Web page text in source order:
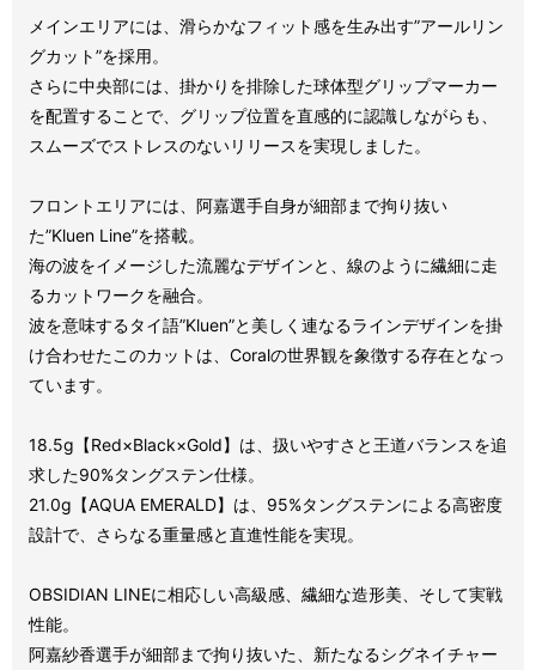
メインエリアには、滑らかなフィット感を生み出す”アールリン
グカット”を採用。
さらに中央部には、掛かりを排除した球体型グリップマーカー
を配置することで、グリップ位置を直感的に認識しながらも、
スムーズでストレスのないリリースを実現しました。
フロントエリアには、阿嘉選手自身が細部まで拘り抜い
た”Kluen Line”を搭載。
海の波をイメージした流麗なデザインと、線のように繊細に走
るカットワークを融合。
波を意味するタイ語”Kluen”と美しく連なるラインデザインを掛
け合わせたこのカットは、Coralの世界観を象徴する存在となっ
ています。
18.5g【Red×Black×Gold】は、扱いやすさと王道バランスを追
求した90%タングステン仕様。
21.0g【AQUA EMERALD】は、95%タングステンによる高密度
設計で、さらなる重量感と直進性能を実現。
OBSIDIAN LINEに相応しい高級感、繊細な造形美、そして実戦
性能。
阿嘉紗香選手が細部まで拘り抜いた、新たなるシグネイチャー